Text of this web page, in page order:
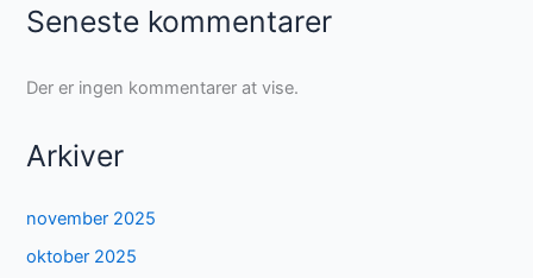
Seneste kommentarer
Der er ingen kommentarer at vise.
Arkiver
november 2025
oktober 2025